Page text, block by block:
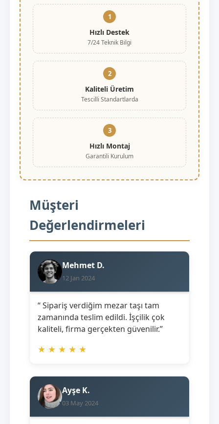
1
Hızlı Destek
7/24 Teknik Bilgi
2
Kaliteli Üretim
Tescilli Standartlarda
3
Hızlı Montaj
Garantili Kurulum
Müşteri
Değerlendirmeleri
Mehmet D.
12 Jan 2024
“ Sipariş verdiğim mezar taşı tam
zamanında teslim edildi. İşçilik çok
kaliteli, firma gerçekten güvenilir.”
★ ★ ★ ★ ★
Ayşe K.
03 May 2024